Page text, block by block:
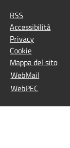
RSS
Accessibilità
Privacy
Cookie
Mappa del sito
WebMail
WebPEC